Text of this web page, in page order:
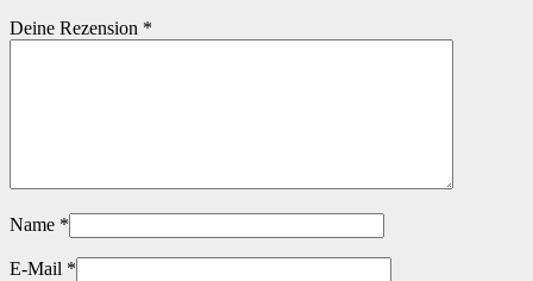
Deine Rezension *
Name *
E-Mail *